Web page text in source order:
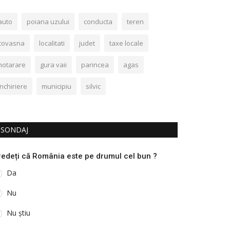
poiana uzului conducta teren
localitati judet taxe locale
gura vaii parincea agas
municipiu silvic
SONDAJ
că România este pe drumul cel bun ?
Da
Nu
Nu știu